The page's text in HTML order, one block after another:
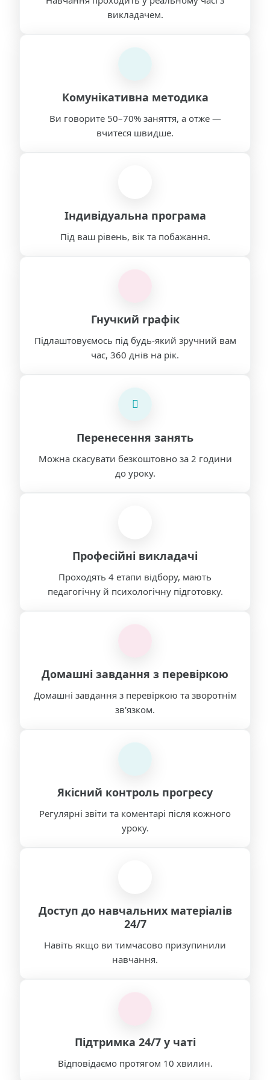
викладачем.
Комунікативна методика
Ви говорите 50–70% заняття, а отже —
вчитеся швидше.
Індивідуальна програма
Під ваш рівень, вік та побажання.
Гнучкий графік
Підлаштовуємось під будь-який зручний вам
час, 360 днів на рік.
Перенесення занять
Можна скасувати безкоштовно за 2 години
до уроку.
Професійні викладачі
Проходять 4 етапи відбору, мають
педагогічну й психологічну підготовку.
Домашні завдання з перевіркою
Домашні завдання з перевіркою та зворотнім
зв'язком.
Якісний контроль прогресу
Регулярні звіти та коментарі після кожного
уроку.
Доступ до навчальних матеріалів
24/7
Навіть якщо ви тимчасово призупинили
навчання.
Підтримка 24/7 у чаті
Відповідаємо протягом 10 хвилин.